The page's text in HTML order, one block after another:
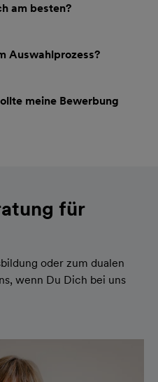
am besten?
Auswahlprozess?
meine Bewerbung
für
oder zum dualen
wenn Du Dich bei uns